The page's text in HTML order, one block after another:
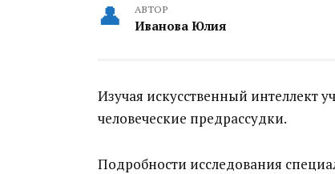
АВТОР
Иванова Юлия
Изучая искусственный интеллект
человеческие предрассудки.
Подробности исследования